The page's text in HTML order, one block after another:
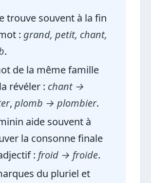
trouve souvent à la fin
: grand, petit, chant,
.
de la même famille
révéler : chant →
,plomb → plombier.
aide souvent à
la consonne finale
: froid → froide.
du pluriel et